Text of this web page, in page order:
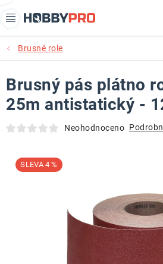
na
AKCE
PRODUKTY
PRODUKTY RECORD POWER
NOVINKY
KURZY SOUSTRUŽENÍ DŘEVA
Brusné role
Brusný pás plátno
25m antistatický -
Neohodnoceno
4 %